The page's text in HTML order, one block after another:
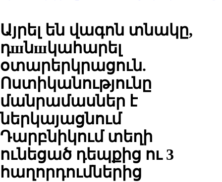
Այրել են վագոն տնակը,
դшնшկահարել
օտարերկրացուն.
Ոստիկանությունը
մանրամասներ է
ներկայացնում
Դարբնիկում տեղի
ունեցած դեպքից ու 3
հաղորդումներից